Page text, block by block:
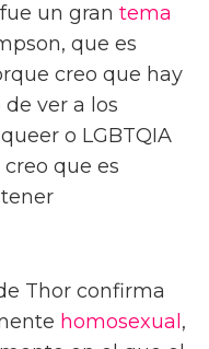
un gran tema
que es
creo que hay
ver a los
o LGBTQIA
que es
Thor confirma
homosexual ,